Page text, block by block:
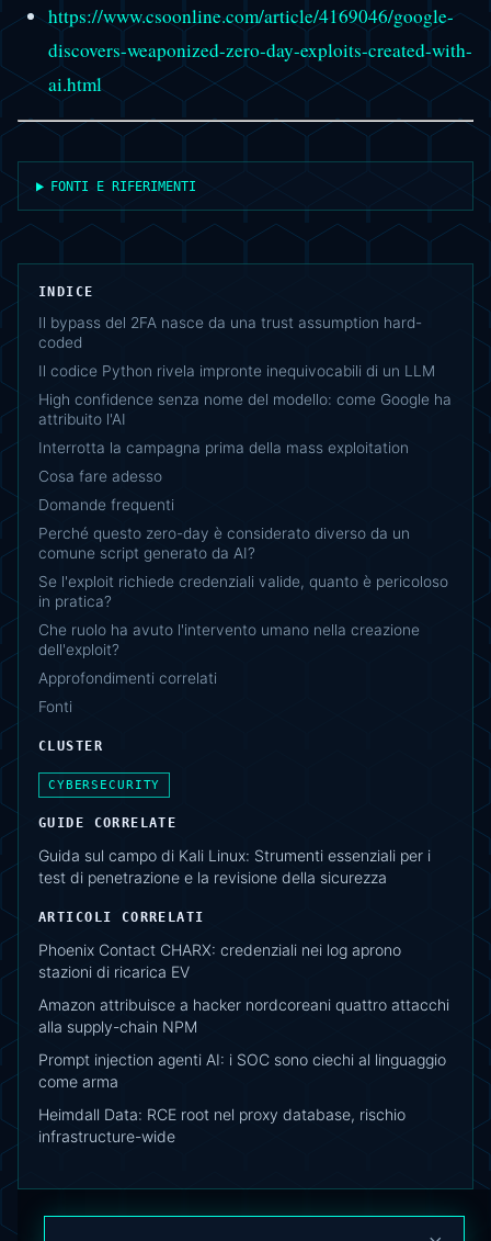
https://www.csoonline.com/article/4169046/google-
discovers-weaponized-zero-day-exploits-created-with-
ai.html
FONTI E RIFERIMENTI
INDICE
Il bypass del 2FA nasce da una trust assumption hard-
coded
Il codice Python rivela impronte inequivocabili di un LLM
High confidence senza nome del modello: come Google ha
attribuito l'AI
Interrotta la campagna prima della mass exploitation
Cosa fare adesso
Domande frequenti
Perché questo zero-day è considerato diverso da un
comune script generato da AI?
Se l'exploit richiede credenziali valide, quanto è pericoloso
in pratica?
Che ruolo ha avuto l'intervento umano nella creazione
dell'exploit?
Approfondimenti correlati
Fonti
CLUSTER
CYBERSECURITY
GUIDE CORRELATE
Guida sul campo di Kali Linux: Strumenti essenziali per i
test di penetrazione e la revisione della sicurezza
ARTICOLI CORRELATI
Phoenix Contact CHARX: credenziali nei log aprono
stazioni di ricarica EV
Amazon attribuisce a hacker nordcoreani quattro attacchi
alla supply-chain NPM
Prompt injection agenti AI: i SOC sono ciechi al linguaggio
come arma
Heimdall Data: RCE root nel proxy database, rischio
infrastructure-wide